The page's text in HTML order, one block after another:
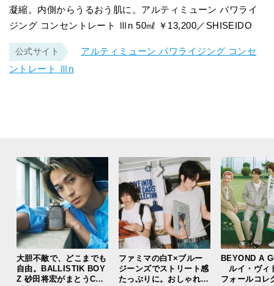
凝縮。内側からうるおう肌に。アルティミューン パワライ
ジング コンセントレート Ⅲn 50㎖ ￥13,200／SHISEIDO
公式サイト
アルティミューン パワライジング コンセ
ントレート Ⅲn
大胆不敵で、どこまでも
自由。BALLISTIK BOY
Z 砂田将宏がまとうCOA
ファミマの白T×ブルー
ジーンズでストリート感
たっぷりに。おしゃれな
BEYOND A
ルイ・ヴィ
フォールコレ